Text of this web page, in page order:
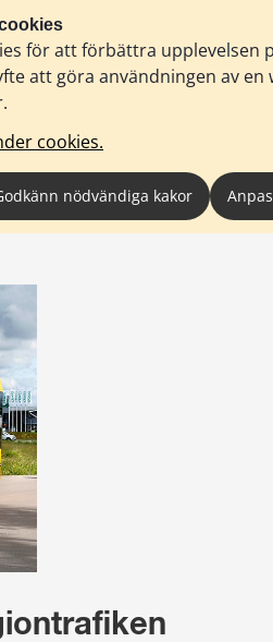
för att förbättra upplevelsen
att göra användningen av
cookies.
nödvändiga kakor